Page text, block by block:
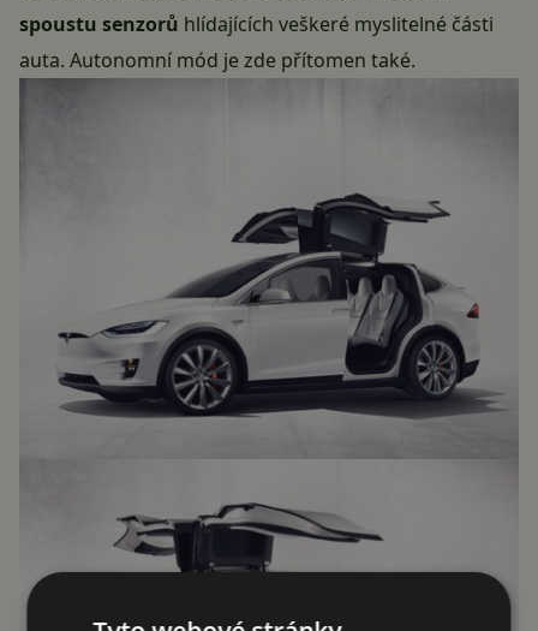
spoustu senzorů hlídajících veškeré myslitelné části
auta. Autonomní mód je zde přítomen také.